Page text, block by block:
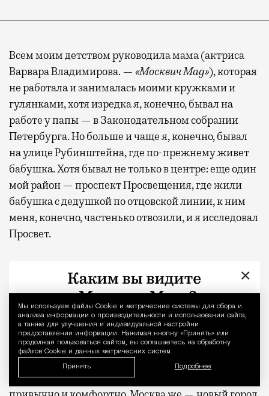
Уведомление
Мы используем файлы Сookie и метрические системы для сбора и
анализа информации о производительности и использовании сайта,
а также для улучшения и индивидуальной настройки
предоставления информации. Нажимая кнопку «Принять» или
продолжая пользоваться сайтом, вы соглашаетесь на обработку
файлов Cookie и данных метрических систем.
Принять Подробнее
Всем моим детством руководила мама (актриса
Варвара Владимирова. — «Москвич Mag»), которая
не работала и занималась моими кружками и
гулянками, хотя изредка я, конечно, бывал на
работе у папы — в Законодательном собрании
Петербурга. Но больше и чаще я, конечно, бывал
на улице Рубинштейна, где по-прежнему живет
бабушка. Хотя бывал не только в центре: еще один
мой район — проспект Просвещения, где жили
бабушка с дедушкой по отцовской линии, к ним
меня, конечно, частенько отвозили, и я исследовал
Просвет.
Я переехал в Москву…
Потому что хотел учиться подальше от дома и
пожить самостоятельной жизнью — намеренное
вынужденное взросление и приучение к
самостоятельности себя. Ведь в Петербурге есть
понимание, что придешь домой, откроешь
холодильник, а там что-нибудь есть — все
×